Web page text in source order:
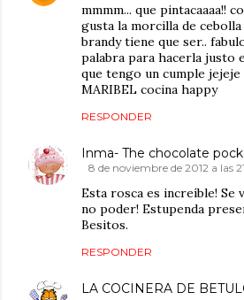
mmmm... que pintacaaaa!!
gusta la morcilla de
brandy tiene que ser..
palabra para hacerla justo
que tengo un cumple jejeje
MARIBEL cocina happy
RESPONDER
Inma- The chocolate
8 de noviembre de 2012 a las
Esta rosca es increíble! Se
no poder! Estupenda
Besitos.
RESPONDER
LA COCINERA DE